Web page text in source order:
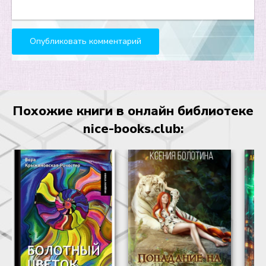
Похожие книги в онлайн библиотеке
nice-books.club: